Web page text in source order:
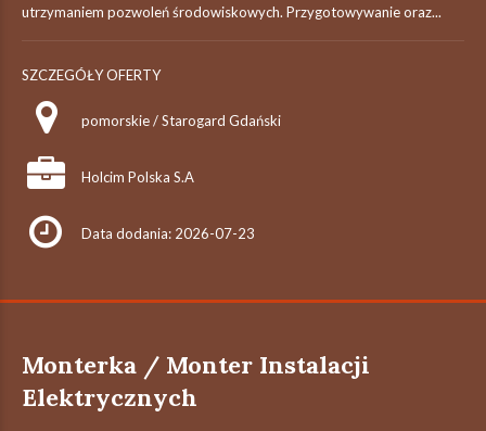
utrzymaniem pozwoleń środowiskowych. Przygotowywanie oraz...
SZCZEGÓŁY OFERTY
pomorskie / Starogard Gdański
Holcim Polska S.A
Data dodania: 2026-07-23
Monterka / Monter Instalacji
Elektrycznych